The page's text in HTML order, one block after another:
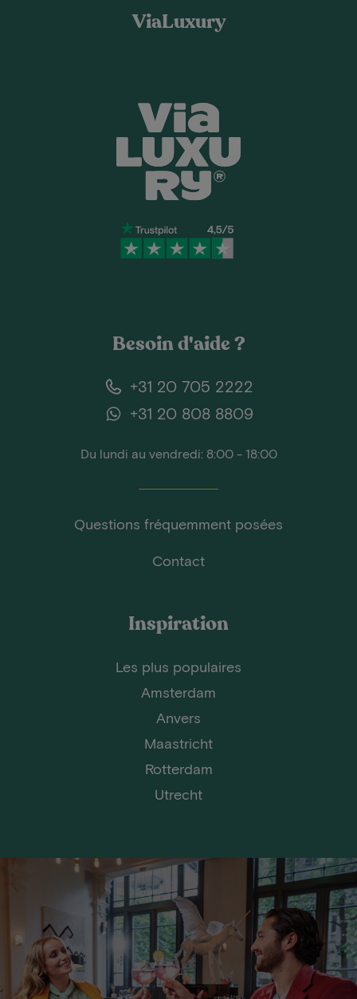
ViaLuxury
Besoin d'aide ?
+31 20 705 2222
+31 20 808 8809
Du lundi au vendredi: 8:00 - 18:00
Questions fréquemment posées
Contact
Inspiration
Les plus populaires
Amsterdam
Anvers
Maastricht
Rotterdam
Utrecht